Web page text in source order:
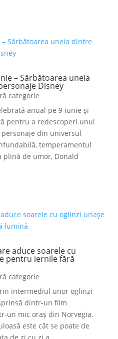
– Sărbătoarea uneia
Disney
categorie
anual pe 9 iunie și
pentru a redescoperi unul
din universul
temperamentul
plină de umor, Donald
aduce soarele cu
pentru iernile fără
categorie
intermediul unor oglinzi
dintr-un film
un mic oraș din Norvegia,
este cât se poate de